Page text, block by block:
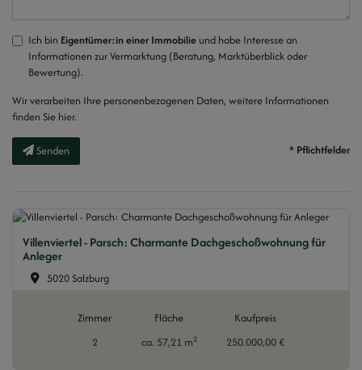
Ich bin Eigentümer:in einer Immobilie und habe Interesse an
Informationen zur Vermarktung (Beratung, Marktüberblick oder
Bewertung).
Wir verarbeiten Ihre personenbezogenen Daten, weitere Informationen
finden Sie hier.
Senden * Pflichtfelder
Villenviertel - Parsch: Charmante Dachgeschoßwohnung für
Anleger
5020 Salzburg
Zimmer
2
Fläche
ca. 57,21 m2
Kaufpreis
250.000,00 €